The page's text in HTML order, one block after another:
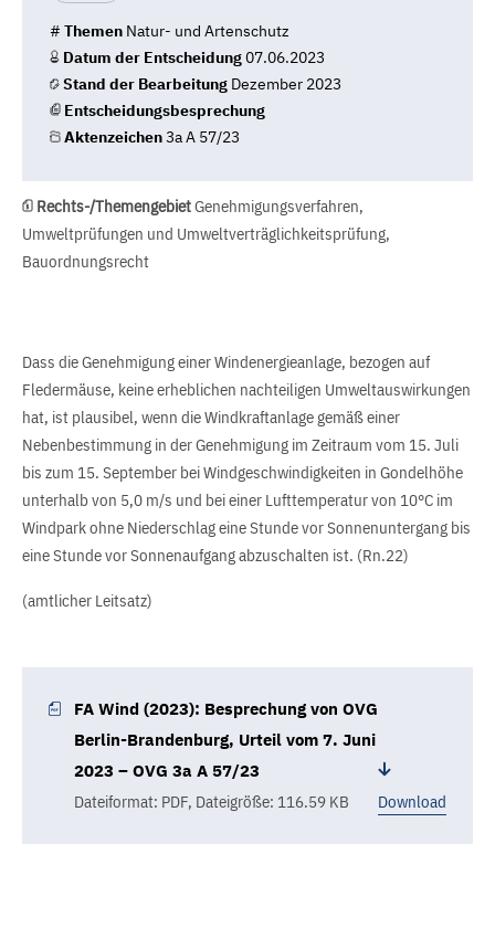
# Themen Natur- und Artenschutz
Datum der Entscheidung07.06.2023
Stand der Bearbeitung Dezember 2023
Entscheidungsbesprechung
Aktenzeichen3a A 57/23
Rechts-/ThemengebietGenehmigungsverfahren,
Umweltprüfungen und Umweltverträglichkeitsprüfung,
Bauordnungsrecht
Dass die Genehmigung einer Windenergieanlage, bezogen auf
Fledermäuse, keine erheblichen nachteiligen Umweltauswirkungen
hat, ist plausibel, wenn die Windkraftanlage gemäß einer
Nebenbestimmung in der Genehmigung im Zeitraum vom 15. Juli
bis zum 15. September bei Windgeschwindigkeiten in Gondelhöhe
unterhalb von 5,0 m/s und bei einer Lufttemperatur von 10°C im
Windpark ohne Niederschlag eine Stunde vor Sonnenuntergang bis
eine Stunde vor Sonnenaufgang abzuschalten ist. (Rn.22)
(amtlicher Leitsatz)
FA Wind (2023): Besprechung von OVG
Berlin-Brandenburg, Urteil vom 7. Juni
2023 – OVG 3a A 57/23
Dateiformat: PDF, Dateigröße: 116.59 KB Download